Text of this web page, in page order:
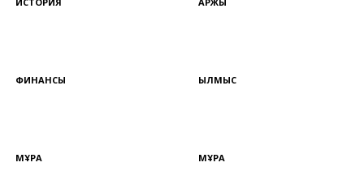
ФИНАНСЫ ҚЫЛМЫС
МҰРА МҰРА